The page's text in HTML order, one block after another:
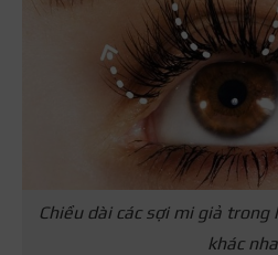
Chiều dài các sợi mi giả trong
khác